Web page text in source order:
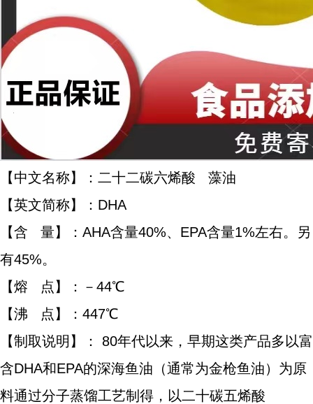
【中文名称】：二十二碳六烯酸 藻油
【英文简称】：DHA
【含 量】：AHA含量40%、EPA含量1%左右。另
有45%。
【熔 点】：－44℃
【沸 点】：447℃
【制取说明】： 80年代以来，早期这类产品多以富
含DHA和EPA的深海鱼油（通常为金枪鱼油）为原
料通过分子蒸馏工艺制得，以二十碳五烯酸